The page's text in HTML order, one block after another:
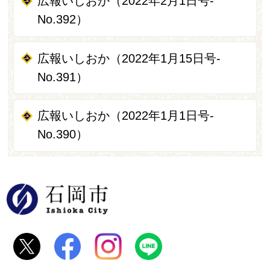
No.392）
広報いしおか（2022年1月15日号-
No.391）
広報いしおか（2022年1月1日号-
No.390）